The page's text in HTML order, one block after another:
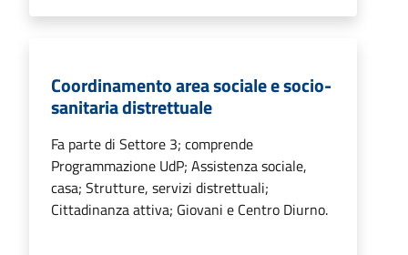
Coordinamento area sociale e socio-
sanitaria distrettuale
Fa parte di Settore 3; comprende
Programmazione UdP; Assistenza sociale,
casa; Strutture, servizi distrettuali;
Cittadinanza attiva; Giovani e Centro Diurno.